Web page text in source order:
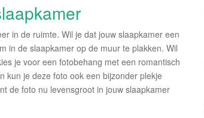
in de ruimte. Wil je dat jouw slaapkamer een
in de slaapkamer op de muur te plakken. Wil
je voor een fotobehang met een romantisch
kun je deze foto ook een bijzonder plekje
de foto nu levensgroot in jouw slaapkamer